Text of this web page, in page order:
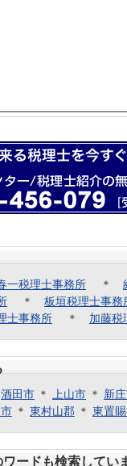
一税理士事務所 ＊
＊ 板垣税理士事務
士事務所 ＊ 加藤税
酒田市 ＊ 上山市 ＊ 新
＊ 東村山郡 ＊ 東置
ードも検索してい